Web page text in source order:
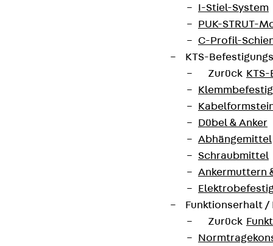
I-Stiel-System
PUK-STRUT-
C-Profil-
KTS-
Zurück
Dübel & Anker
Abhängemittel
Schraubmittel
Ankermuttern
Funktionserhalt
Zurück